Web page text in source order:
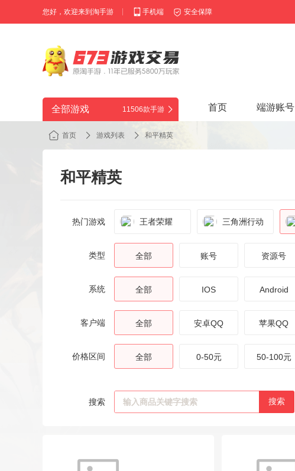
您好，欢迎来到淘手游 手机端 安全保障
全部游戏 11506款手游 首页 端游账号
首页 游戏列表 和平精英
和平精英
热门游戏 王者荣耀 三角洲行动
类型 全部 账号 资源号
系统 全部 IOS Android
客户端 全部 安卓QQ 苹果QQ
价格区间 全部 0-50元 50-100元
搜索 搜索